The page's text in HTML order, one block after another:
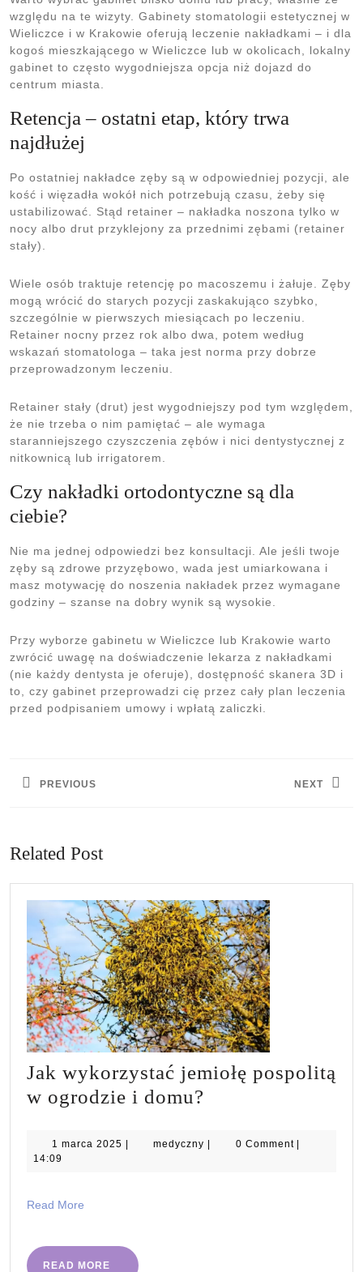
względu na te wizyty. Gabinety stomatologii estetycznej w
Wieliczce i w Krakowie oferują leczenie nakładkami – i dla
kogoś mieszkającego w Wieliczce lub w okolicach, lokalny
gabinet to często wygodniejsza opcja niż dojazd do
centrum miasta.
Retencja – ostatni etap, który trwa
najdłużej
Po ostatniej nakładce zęby są w odpowiedniej pozycji, ale
kość i więzadła wokół nich potrzebują czasu, żeby się
ustabilizować. Stąd retainer – nakładka noszona tylko w
nocy albo drut przyklejony za przednimi zębami (retainer
stały).
Wiele osób traktuje retencję po macoszemu i żałuje. Zęby
mogą wrócić do starych pozycji zaskakująco szybko,
szczególnie w pierwszych miesiącach po leczeniu.
Retainer nocny przez rok albo dwa, potem według
wskazań stomatologa – taka jest norma przy dobrze
przeprowadzonym leczeniu.
Retainer stały (drut) jest wygodniejszy pod tym względem,
że nie trzeba o nim pamiętać – ale wymaga
staranniejszego czyszczenia zębów i nici dentystycznej z
nitkownicą lub irrigatorem.
Czy nakładki ortodontyczne są dla
ciebie?
Nie ma jednej odpowiedzi bez konsultacji. Ale jeśli twoje
zęby są zdrowe przyzębowo, wada jest umiarkowana i
masz motywację do noszenia nakładek przez wymagane
godziny – szanse na dobry wynik są wysokie.
Przy wyborze gabinetu w Wieliczce lub Krakowie warto
zwrócić uwagę na doświadczenie lekarza z nakładkami
(nie każdy dentysta je oferuje), dostępność skanera 3D i
to, czy gabinet przeprowadzi cię przez cały plan leczenia
przed podpisaniem umowy i wpłatą zaliczki.
PREVIOUS NEXT
Related Post
Jak wykorzystać jemiołę pospolitą
w ogrodzie i domu?
jemiołę
1 marca 2025 1| medyczny medyczny
| 0 Comment |
14:09
Read More
READ MORE
READ